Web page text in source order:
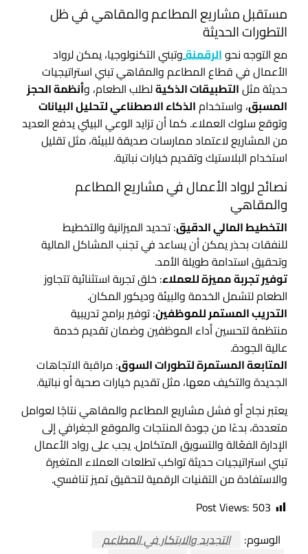
مستقبل مشاريع المطاعم والمقاهي في ظل
التطورات الحديثة
مع التوجه نحوالرقمنةوتبني التكنولوجيا، يمكن لرواد
الأعمال في قطاع المطاعم والمقاهي تبني استراتيجيات
حديثة مثلالتطبيقات الذكيةلطلب الطعام، وأنظمة الحجز
المسبق، واستخدامالذكاء الاصطناعي لتحليل البيانات
وتوقع سلوك العملاء. كما أن تزايد الوعي البيئي يدفع العديد
من المشاريع لاعتماد ممارسات صديقة للبيئة، مثل تقليل
استخدام البلاستيك وتقديم خيارات نباتية.
نصائح لرواد الأعمال في مشاريع المطاعم
والمقاهي
التخطيط المالي الدقيق: تحديد الميزانية والتخطيط
للنفقات بحذر يمكن أن يساعد في تجنب المشاكل المالية
وتحقيق استدامة طويلة الأمد.
توفير تجربة مميزة للعملاء: خلق تجربة استثنائية تتجاوز
الطعام لتشمل الخدمة والبيئة وديكور المكان.
التدريب المستمر للموظفين: توفير برامج تدريبية
منتظمة لتحسين أداء الموظفين وضمان تقديم خدمة
عالية الجودة.
المتابعة المستمرة لتطورات السوق: مراقبة الاتجاهات
الجديدة والتكيف معها، مثل تقديم خيارات صحية أو نباتية.
يعتبر نجاح أو فشل مشاريع المطاعم والمقاهي نتاجًا لعوامل
متعددة، بدءًا من جودة المنتجات والموقع الجغرافي إلى
الإدارة الفعّالة والتسويق المتكامل. يجب على رواد الأعمال
تبني استراتيجيات حديثة تواكب تطلعات العملاء المتغيرة
والاستفادة من التقنيات الرقمية لتحقيق تميز تنافسي.
Post Views: 503
الوسوم:
التجديد والابتكار في المطاعم